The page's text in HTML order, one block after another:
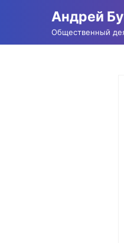
содержимому
Андрей
Общественный